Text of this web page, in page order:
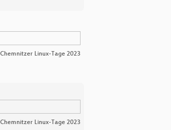
Chemnitzer Linux-Tage 2023
Chemnitzer Linux-Tage 2023